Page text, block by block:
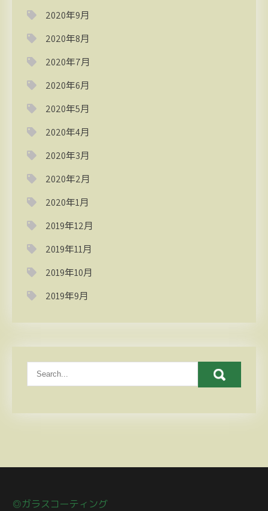
2020年9月
2020年8月
2020年7月
2020年6月
2020年5月
2020年4月
2020年3月
2020年2月
2020年1月
2019年12月
2019年11月
2019年10月
2019年9月
◎ガラスコーティング